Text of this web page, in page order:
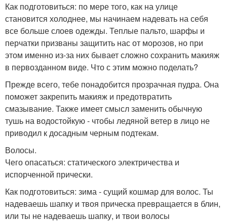
Как подготовиться: по мере того, как на улице
становится холоднее, мы начинаем надевать на себя
все больше слоев одежды. Теплые пальто, шарфы и
перчатки призваны защитить нас от морозов, но при
этом именно из-за них бывает сложно сохранить макияж
в первозданном виде. Что с этим можно поделать?
Прежде всего, тебе понадобится прозрачная пудра. Она
поможет закрепить макияж и предотвратить
смазывание. Также имеет смысл заменить обычную
тушь на водостойкую - чтобы ледяной ветер в лицо не
приводил к досадным черным подтекам.
Волосы.
Чего опасаться: статического электричества и
испорченной прически.
Как подготовиться: зима - сущий кошмар для волос. Ты
надеваешь шапку и твоя прическа превращается в блин,
или ты не надеваешь шапку, и твои волосы